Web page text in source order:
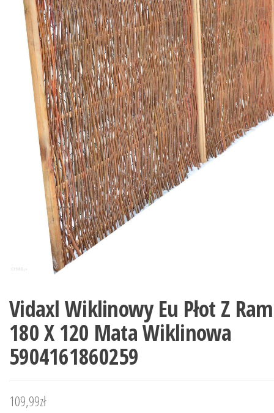
Vidaxl Wiklinowy Eu Płot Z
180 X 120 Mata Wiklinowa
5904161860259
109,99zł